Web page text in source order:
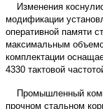
Изменения
модификации
оперативной памяти
максимальным
комплектации
4330 тактовой
Промышленный
прочном стальном